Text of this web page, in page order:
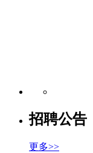
招聘公告
更多>>